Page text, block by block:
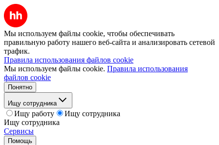
Мы используем файлы cookie, чтобы обеспечивать
правильную работу нашего веб-сайта и анализировать сетевой
трафик.
Правила использования файлов cookie
Мы используем файлы cookie. Правила использования
файлов cookie
Понятно
Ищу сотрудника
Ищу работу
Ищу сотрудника
Ищу сотрудника
Сервисы
Помощь